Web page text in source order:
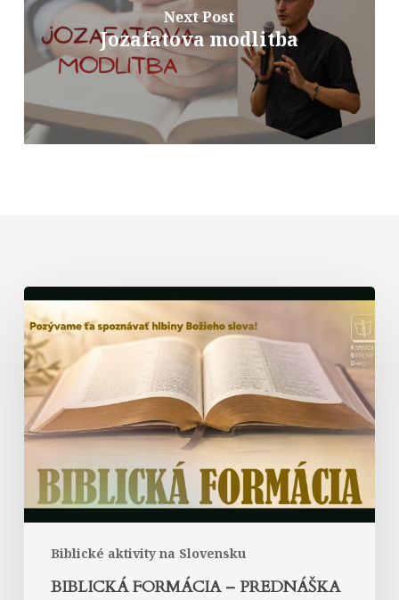
Next Post
Jozafatova modlitba
Biblické aktivity na Slovensku
Biblická
formácia
–
prednáška
BIBLICKÁ FORMÁCIA – PREDNÁŠKA